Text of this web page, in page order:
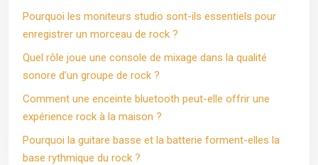
Pourquoi les moniteurs studio sont-ils essentiels pour
enregistrer un morceau de rock ?
Quel rôle joue une console de mixage dans la qualité
sonore d’un groupe de rock ?
Comment une enceinte bluetooth peut-elle offrir une
expérience rock à la maison ?
Pourquoi la guitare basse et la batterie forment-elles la
base rythmique du rock ?